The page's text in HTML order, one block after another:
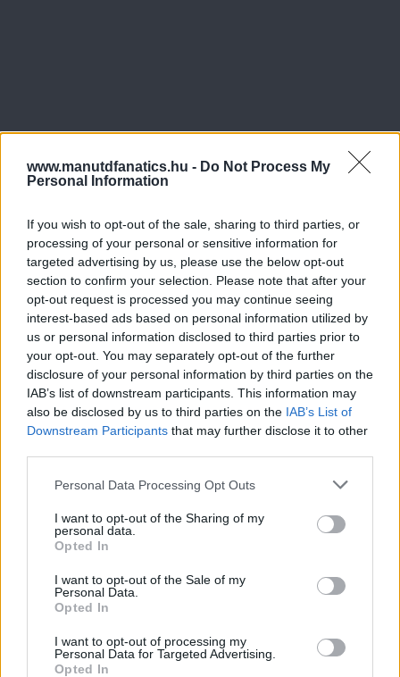
www.manutdfanatics.hu - Do Not Process My
Personal Information
If you wish to opt-out of the sale, sharing to third parties, or
processing of your personal or sensitive information for
targeted advertising by us, please use the below opt-out
section to confirm your selection. Please note that after your
opt-out request is processed you may continue seeing
interest-based ads based on personal information utilized by
us or personal information disclosed to third parties prior to
your opt-out. You may separately opt-out of the further
disclosure of your personal information by third parties on the
IAB’s list of downstream participants. This information may
also be disclosed by us to third parties on the IAB’s List of
Downstream Participants that may further disclose it to other
Please note that this website/app uses one or more Google
not limited to your visit or usage behaviour. You may click to
grant or deny consent to Google and its third-party tags to
use your data for below specified purposes in below Google
consent section.
Personal Data Processing Opt Outs
I want to opt-out of the Sharing of my
personal data.
Opted In
I want to opt-out of the Sale of my
Personal Data.
Opted In
I want to opt-out of processing my
Personal Data for Targeted Advertising.
Opted In